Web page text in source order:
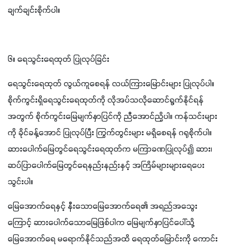
ချက်ချင်းစိုက်ပါ။
၆။ ရေသွင်းရေထုတ် ပြုလုပ်ခြင်း
ရေသွင်းရေထုတ် လွယ်ကူစေရန် လယ်ကြားမြောင်းများ ပြုလုပ်ပါ။
စိုက်ကွင်းရှိရေသွင်းရေထုတ်ကို လိုအပ်သလိုဆောင်ရွက်နိုင်ရန်
အတွက် စိုက်ကွင်းမြေမျက်နှာပြင်ကို ညီအောင်ညှိပါ။ ကန်သင်းများ
ကို ခိုင်ခန့်အောင် ပြုလုပ်ပြီး ကြွက်တွင်းများ မရှိစေရန် ဂရုစိုက်ပါ။
ဆားပေါက်မြေတွင်ရေသွင်းရေထုတ်က မကြာခဏပြုလုပ်၍ ဆား၊
ဆပ်ပြာပေါက်မြေတွင်ရေနည်းနည်းနှင့် အကြိမ်များများရေပေး
သွင်းပါ။
မြေအောက်ရေနှင့် နီးသောမြေအောက်ရေ၏ အရည်အသွေး
ကြောင့် ဆားပေါက်သောမြေဖြစ်ပါက မြေမျက်နှာပြင်ပေါ်သို့
မြေအောက်ရေ မရောက်နိုင်သည်အထိ ရေထုတ်မြောင်းကို ကောင်း